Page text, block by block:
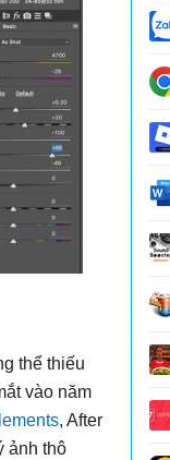
thể thiếu
vào năm
, After
ảnh thô